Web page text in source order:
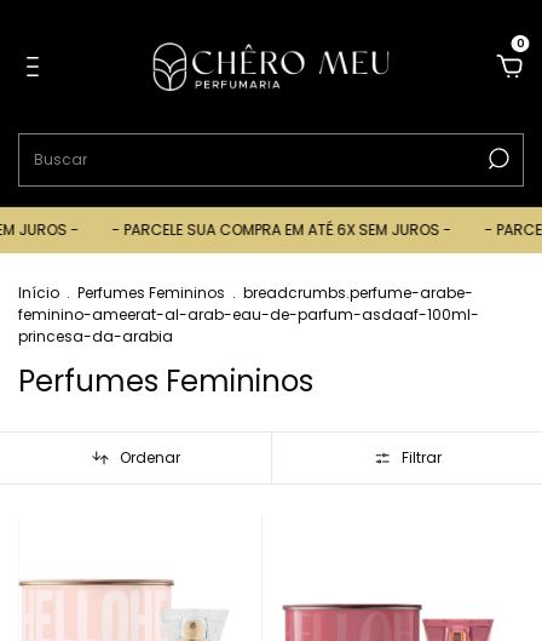
0
- - PARCELE SUA COMPRA EM ATÉ 6X SEM JUROS - - PARCELE
Início . Perfumes Femininos . breadcrumbs.perfume-arabe-
feminino-ameerat-al-arab-eau-de-parfum-asdaaf-100ml-
princesa-da-arabia
Perfumes Femininos
Ordenar Filtrar